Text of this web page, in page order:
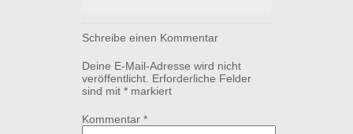
Schreibe einen Kommentar
Deine E-Mail-Adresse wird nicht
veröffentlicht. Erforderliche Felder
sind mit * markiert
Kommentar *